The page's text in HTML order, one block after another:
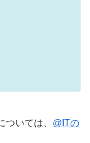
いては、 @ITの